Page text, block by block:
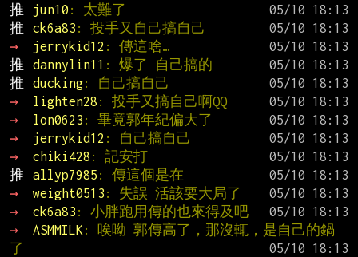
推
jun10 : 太難了
推
ck6a83 : 投手又自己搞自己
→
jerrykid12 : 傳這啥…
推
dannylin11 : 爆了 自己搞的
推
ducking: 自己搞自己
→
lighten28 : 投手又搞自己啊QQ
→
lon0623 : 畢竟郭年紀偏大了
→
jerrykid12 : 自己搞自己
→
chiki428 : 記安打
推
allyp7985 : 傳這個是在
→
weight0513 : 失誤 活該要大局了
→
ck6a83 : 小胖跑用傳的也來得及吧
→
ASMMILK : 唉呦 郭傳高了，那沒輒，是自己的鍋
了